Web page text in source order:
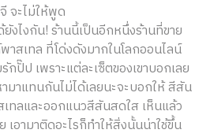
จะไม่ให้พูด
ยังไงกัน! ร้านนี้เป็นอีกหนึ่งร้านที่ขาย
าสเทล ที่โด่งดังมากในโลกออนไลน์
ปั๊ป เพราะแต่ละเซ็ตของเขาบอกเลย
าแทนกันไม่ได้เลยนะจะบอกให้ สีสัน
ทลและออกแนวสีสันสดใส เห็นแล้ว
เอามาติดอะไรก็ทำให้สิ่งนั้นน่าใช้ขึ้น